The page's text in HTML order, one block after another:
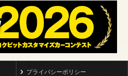
プライバシーポリシー